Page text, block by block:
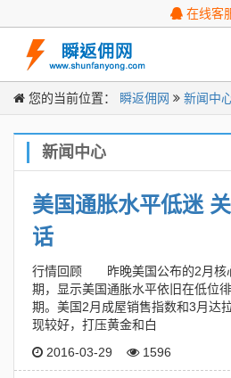
在线客
您的当前位置：
瞬返佣网 新闻中
新闻中心
美国通胀水平低迷
话
行情回顾 昨晚美国公布的2月核
期，显示美国通胀水平依旧在低位
期。美国2月成屋销售指数和3月达
现较好，打压黄金和白
2016-03-29
1596